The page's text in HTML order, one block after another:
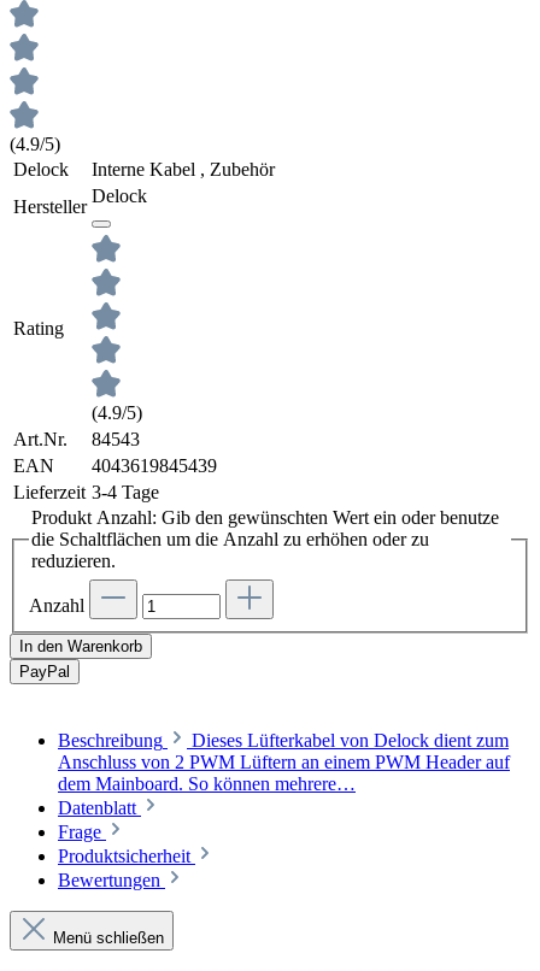
(4.9/5)
Delock
Interne Kabel , Zubehör
Hersteller
Delock
Rating
(4.9/5)
Art.Nr.
84543
EAN
4043619845439
Lieferzeit 3-4 Tage
Produkt Anzahl: Gib den gewünschten Wert ein oder benutze
die Schaltflächen um die Anzahl zu erhöhen oder zu
reduzieren.
Anzahl
In den Warenkorb
PayPal
Beschreibung
Dieses Lüfterkabel von Delock dient zum
Anschluss von 2 PWM Lüftern an einem PWM Header auf
dem Mainboard. So können mehrere…
Datenblatt
Frage
Produktsicherheit
Bewertungen
Menü schließen